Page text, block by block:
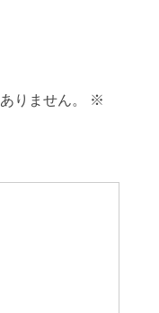
りません。
※